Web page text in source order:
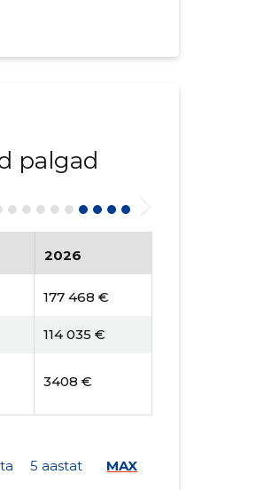
palgad
2026
177 468 €
114 035 €
3408 €
5 aastat MAX